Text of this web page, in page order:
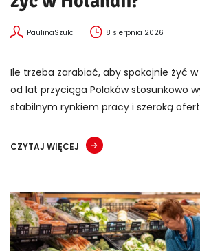
PaulinaSzulc 8 sierpnia 2026
Ile trzeba zarabiać, aby spokojnie żyć w
od lat przyciąga Polaków stosunkowo
stabilnym rynkiem pracy i szeroką
CZYTAJ WIĘCEJ